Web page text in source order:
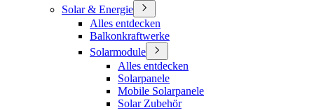
Solar & Energie
Alles entdecken
Balkonkraftwerke
Solarmodule
Alles entdecken
Solarpanele
Mobile Solarpanele
Solar Zubehör